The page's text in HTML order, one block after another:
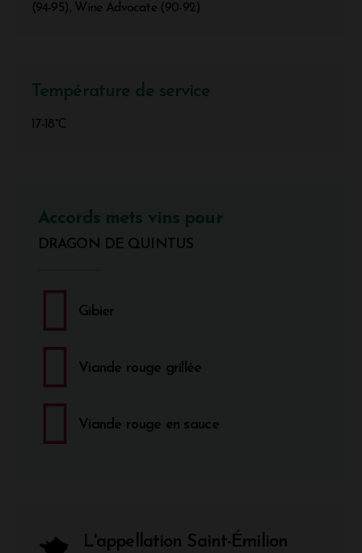
(94-95), Wine Advocate (90-92)
Température de service
17-18°C
Accords mets vins pour
DRAGON DE QUINTUS
Gibier
Viande rouge grillée
Viande rouge en sauce
L'appellation Saint-Émilion